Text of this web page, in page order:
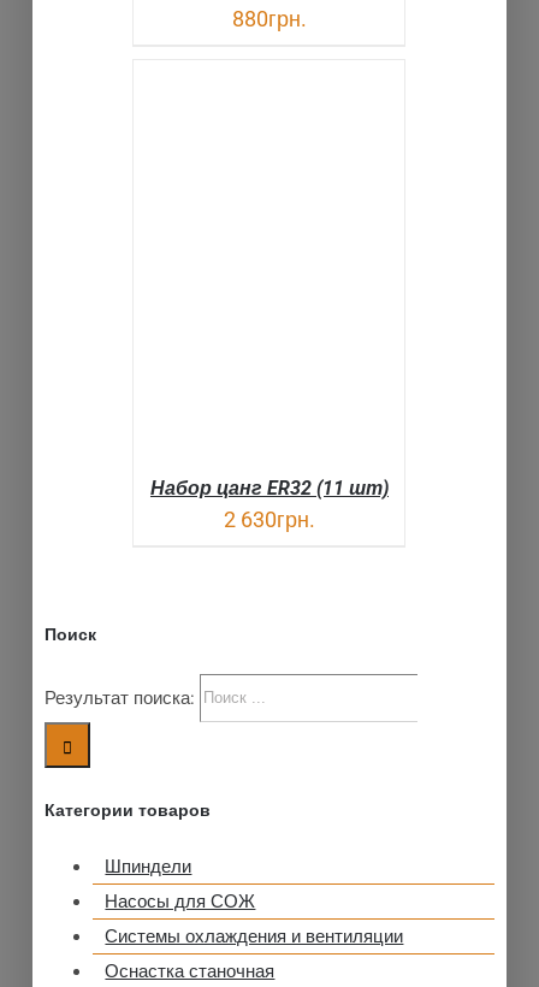
880грн.
Набор цанг ER32 (11 шт)
2 630грн.
Поиск
Результат поиска:
Категории товаров
Шпиндели
Насосы для СОЖ
Системы охлаждения и вентиляции
Оснастка станочная